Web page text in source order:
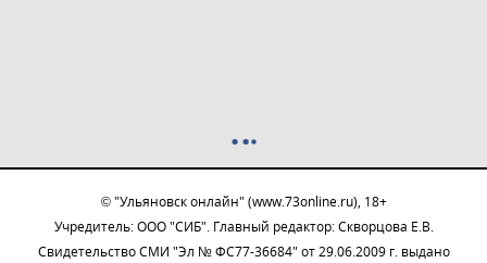
© "Ульяновск онлайн" (www.73online.ru), 18+
Учредитель: ООО "СИБ". Главный редактор: Скворцова Е.В.
Свидетельство СМИ "Эл № ФС77-36684" от 29.06.2009 г. выдано